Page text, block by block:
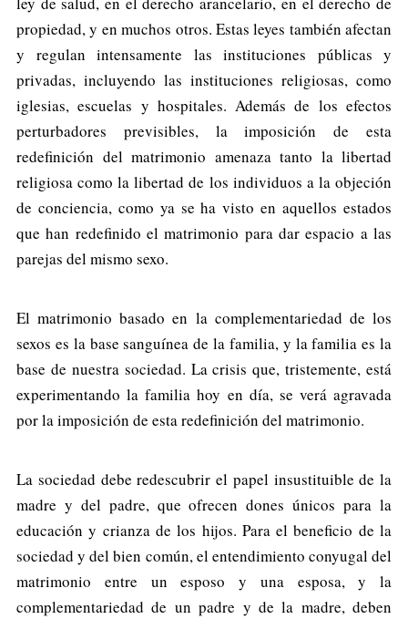
propiedad, y en muchos otros. Estas leyes también afectan
y regulan intensamente las instituciones públicas y
privadas, incluyendo las instituciones religiosas, como
iglesias, escuelas y hospitales. Además de los efectos
perturbadores previsibles, la imposición de esta
redefinición del matrimonio amenaza tanto la libertad
religiosa como la libertad de los individuos a la objeción
de conciencia, como ya se ha visto en aquellos estados
que han redefinido el matrimonio para dar espacio a las
parejas del mismo sexo.
El matrimonio basado en la complementariedad de los
sexos es la base sanguínea de la familia, y la familia es la
base de nuestra sociedad. La crisis que, tristemente, está
experimentando la familia hoy en día, se verá agravada
por la imposición de esta redefinición del matrimonio.
La sociedad debe redescubrir el papel insustituible de la
madre y del padre, que ofrecen dones únicos para la
educación y crianza de los hijos. Para el beneficio de la
sociedad y del bien común, el entendimiento conyugal del
matrimonio entre un esposo y una esposa, y la
complementariedad de un padre y de la madre, deben